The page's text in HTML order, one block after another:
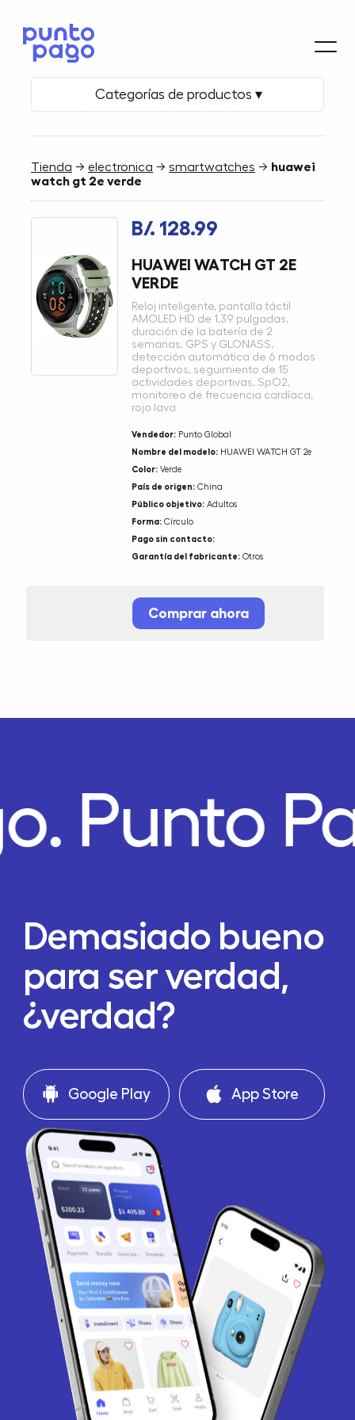
Categorías de productos ▾
Tienda →electronica →smartwatches → huawei
watch gt 2e verde
B/. 128.99
HUAWEI WATCH GT 2E
VERDE
Reloj inteligente, pantalla táctil
AMOLED HD de 1,39 pulgadas,
duración de la batería de 2
semanas, GPS y GLONASS,
detección automática de 6 modos
deportivos, seguimiento de 15
actividades deportivas, SpO2,
monitoreo de frecuencia cardíaca,
rojo lava
Vendedor: Punto Global
Nombre del modelo: HUAWEI WATCH GT 2e
Color: Verde
País de origen: China
Público objetivo: Adultos
Forma: Círculo
Pago sin contacto:
Garantía del fabricante: Otros
Comprar ahora
Punto
Demasiado bueno
para ser verdad,
¿verdad?
Google Play App Store